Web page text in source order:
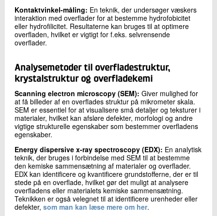
Kontaktvinkel-måling: En teknik, der undersøger væskers
interaktion med overflader for at bestemme hydrofobicitet
eller hydrofilicitet. Resultaterne kan bruges til at optimere
overfladen, hvilket er vigtigt for f.eks. selvrensende
overflader.
Analysemetoder til overfladestruktur,
krystalstruktur og overfladekemi
Scanning electron microscopy (SEM): Giver mulighed for
at få billeder af en overflades struktur på mikrometer skala.
SEM er essentiel for at visualisere små detaljer og teksturer i
materialer, hvilket kan afsløre defekter, morfologi og andre
vigtige strukturelle egenskaber som bestemmer overfladens
egenskaber.
Energy dispersive x-ray spectroscopy (EDX): En analytisk
teknik, der bruges i forbindelse med SEM til at bestemme
den kemiske sammensætning af materialer og overflader.
EDX kan identificere og kvantificere grundstofferne, der er til
stede på en overflade, hvilket gør det muligt at analysere
overfladens eller materialets kemiske sammensætning.
Teknikken er også velegnet til at identificere urenheder eller
defekter, som man kan læse mere om her.